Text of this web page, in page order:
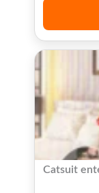
Catsuit